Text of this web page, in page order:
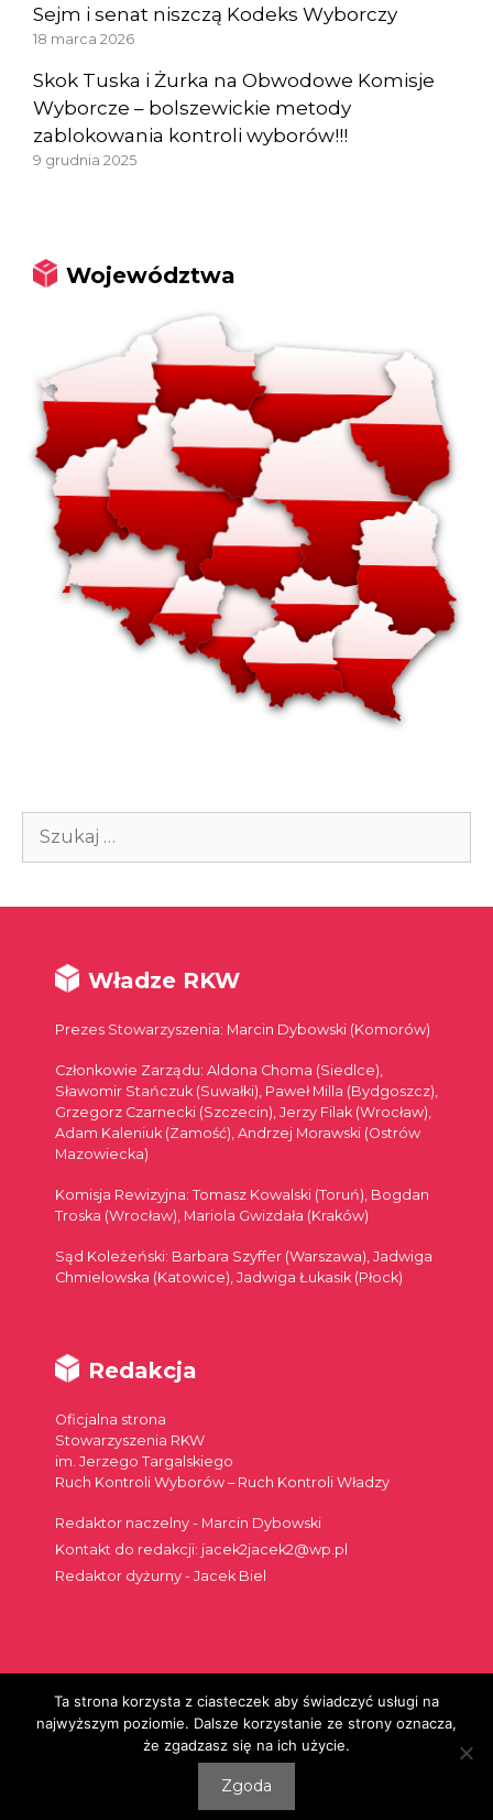
Sejm i senat niszczą Kodeks Wyborczy
18 marca 2026
Skok Tuska i Żurka na Obwodowe Komisje
Wyborcze – bolszewickie metody
zablokowania kontroli wyborów!!!
9 grudnia 2025
Województwa
Szukaj:
Władze RKW
Prezes Stowarzyszenia: Marcin Dybowski (Komorów)
Członkowie Zarządu: Aldona Choma (Siedlce),
Sławomir Stańczuk (Suwałki), Paweł Milla (Bydgoszcz),
Grzegorz Czarnecki (Szczecin), Jerzy Filak (Wrocław),
Adam Kaleniuk (Zamość), Andrzej Morawski (Ostrów
Mazowiecka)
Komisja Rewizyjna: Tomasz Kowalski (Toruń), Bogdan
Troska (Wrocław), Mariola Gwizdała (Kraków)
Sąd Koleżeński: Barbara Szyffer (Warszawa), Jadwiga
Chmielowska (Katowice), Jadwiga Łukasik (Płock)
Redakcja
Oficjalna strona
Stowarzyszenia RKW
im. Jerzego Targalskiego
Ruch Kontroli Wyborów – Ruch Kontroli Władzy
Redaktor naczelny - Marcin Dybowski
Kontakt do redakcji: jacek2jacek2@wp.pl
Redaktor dyżurny - Jacek Biel
Szukaj:
© 2026
Ta strona korzysta z ciasteczek aby świadczyć usługi na
najwyższym poziomie. Dalsze korzystanie ze strony oznacza,
że zgadzasz się na ich użycie.
Zgoda